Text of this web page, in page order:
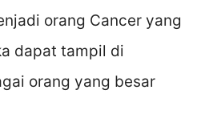
orang Cancer yang
dapat tampil di
orang yang besar